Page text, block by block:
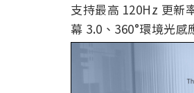
支持最高 120Hz 更新
幕 3.0、360°環境光感